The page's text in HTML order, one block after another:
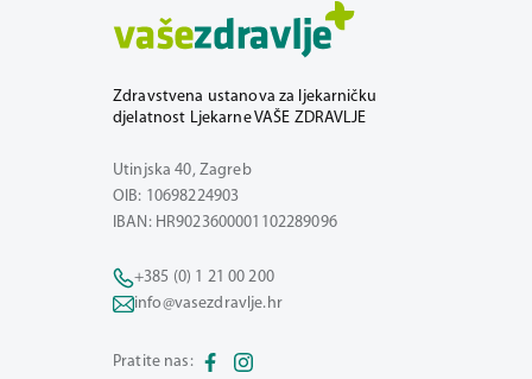
Zdravstvena ustanova za ljekarničku
djelatnost Ljekarne VAŠE ZDRAVLJE
Utinjska 40, Zagreb
OIB: 10698224903
IBAN: HR9023600001102289096
+385 (0) 1 21 00 200
info@vasezdravlje.hr
Pratite nas: